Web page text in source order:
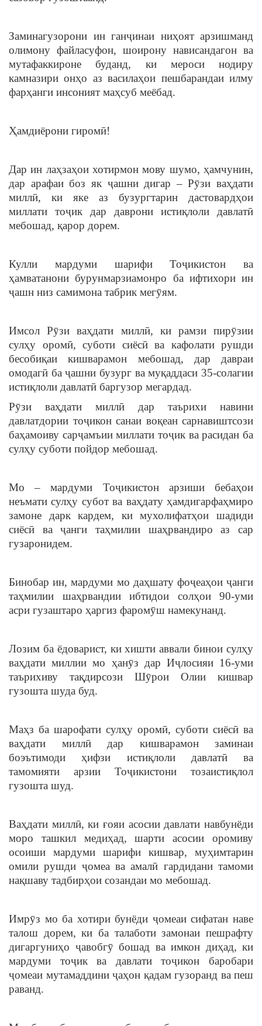
Заминагузорони ин ганҷинаи ниҳоят арзишманд
олимону файласуфон, шоирону нависандагон ва
мутафаккироне буданд, ки мероси нодиру
камназири онҳо аз василаҳои пешбарандаи илму
фарҳанги инсоният маҳсуб меёбад.
Ҳамдиёрони гиромӣ!
Дар ин лаҳзаҳои хотирмон мову шумо, ҳамчунин,
дар арафаи боз як ҷашни дигар – Рӯзи ваҳдати
миллӣ, ки яке аз бузургтарин дастовардҳои
миллати тоҷик дар даврони истиқлоли давлатӣ
мебошад, қарор дорем.
Кулли мардуми шарифи Тоҷикистон ва
ҳамватанони бурунмарзиамонро ба ифтихори ин
ҷашн низ самимона табрик мегӯям.
Имсол Рӯзи ваҳдати миллӣ, ки рамзи пирӯзии
сулҳу оромӣ, суботи сиёсӣ ва кафолати рушди
бесобиқаи кишварамон мебошад, дар давраи
омодагӣ ба ҷашни бузург ва муқаддаси 35-солагии
истиқлоли давлатӣ баргузор мегардад.
Рӯзи ваҳдати миллӣ дар таърихи навини
давлатдории тоҷикон санаи воқеан сарнавиштсози
баҳамоиву сарҷамъии миллати тоҷик ва расидан ба
сулҳу суботи пойдор мебошад.
Мо – мардуми Тоҷикистон арзиши бебаҳои
неъмати сулҳу субот ва ваҳдату ҳамдигарфаҳмиро
замоне дарк кардем, ки мухолифатҳои шадиди
сиёсӣ ва ҷанги таҳмилии шаҳрвандиро аз сар
гузаронидем.
Бинобар ин, мардуми мо даҳшату фоҷеаҳои ҷанги
таҳмилии шаҳрвандии ибтидои солҳои 90-уми
асри гузаштаро ҳаргиз фаромӯш намекунанд.
Лозим ба ёдоварист, ки хишти аввали бинои сулҳу
ваҳдати миллии мо ҳанӯз дар Иҷлосияи 16-уми
таърихиву тақдирсози Шӯрои Олии кишвар
гузошта шуда буд.
Маҳз ба шарофати сулҳу оромӣ, суботи сиёсӣ ва
ваҳдати миллӣ дар кишварамон заминаи
боэътимоди ҳифзи истиқлоли давлатӣ ва
тамомияти арзии Тоҷикистони тозаистиқлол
гузошта шуд.
Ваҳдати миллӣ, ки ғояи асосии давлати навбунёди
моро ташкил медиҳад, шарти асосии оромиву
осоиши мардуми шарифи кишвар, муҳимтарин
омили рушди ҷомеа ва амалӣ гардидани тамоми
нақшаву тадбирҳои созандаи мо мебошад.
Имрӯз мо ба хотири бунёди ҷомеаи сифатан наве
талош дорем, ки ба талаботи замонаи пешрафту
дигаргуниҳо ҷавобгӯ бошад ва имкон диҳад, ки
мардуми тоҷик ва давлати тоҷикон баробари
ҷомеаи мутамаддини ҷаҳон қадам гузоранд ва пеш
раванд.